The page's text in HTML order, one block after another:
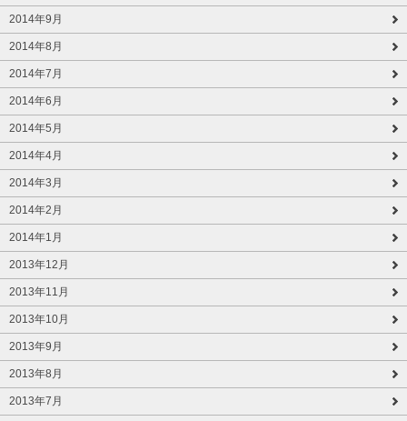
2014年9月
2014年8月
2014年7月
2014年6月
2014年5月
2014年4月
2014年3月
2014年2月
2014年1月
2013年12月
2013年11月
2013年10月
2013年9月
2013年8月
2013年7月